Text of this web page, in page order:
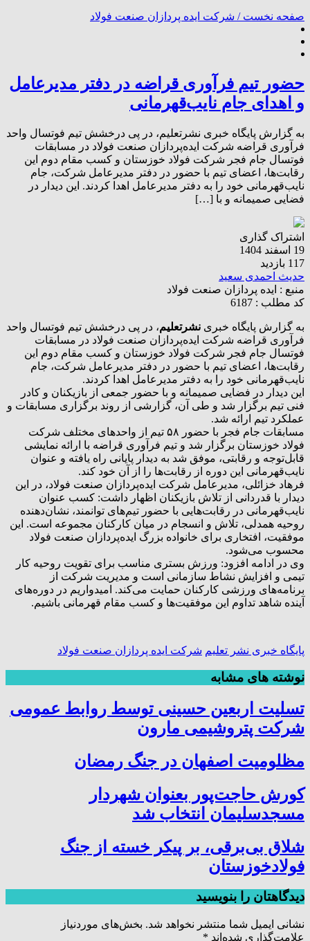
صفحه نخست / شرکت ایده پردازان صنعت فولاد
حضور تیم فرآوری قراضه در دفتر مدیرعامل
و اهدای جام نایب‌قهرمانی
️به گزارش پایگاه خبری نشرتعلیم، در پی درخشش تیم فوتسال واحد
فرآوری قراضه شرکت ایده‌پردازان صنعت فولاد در مسابقات
فوتسال جام فجر شرکت فولاد خوزستان و کسب مقام دوم این
رقابت‌ها، اعضای تیم با حضور در دفتر مدیرعامل شرکت، جام
نایب‌قهرمانی خود را به دفتر مدیرعامل اهدا کردند. این دیدار در
فضایی صمیمانه و با […]
اشتراک گذاری
19 اسفند 1404
117 بازدید
حدیث احمدی سعید
منبع : ایده پردازان صنعت فولاد
کد مطلب : 6187
️به گزارش پایگاه خبری نشرتعلیم، در پی درخشش تیم فوتسال واحد
فرآوری قراضه شرکت ایده‌پردازان صنعت فولاد در مسابقات
فوتسال جام فجر شرکت فولاد خوزستان و کسب مقام دوم این
رقابت‌ها، اعضای تیم با حضور در دفتر مدیرعامل شرکت، جام
نایب‌قهرمانی خود را به دفتر مدیرعامل اهدا کردند.
این دیدار در فضایی صمیمانه و با حضور جمعی از بازیکنان و کادر
فنی تیم برگزار شد و طی آن، گزارشی از روند برگزاری مسابقات و
عملکرد تیم ارائه شد.
مسابقات جام فجر با حضور ۵۸ تیم‌ از واحدهای مختلف شرکت
فولاد خوزستان برگزار شد و تیم فرآوری قراضه با ارائه نمایشی
قابل‌توجه و رقابتی، موفق شد به دیدار پایانی راه یافته و عنوان
نایب‌قهرمانی این دوره از رقابت‌ها را از آن خود کند.
فرهاد خزائلی، مدیرعامل شرکت ایده‌پردازان صنعت فولاد، در این
دیدار با قدردانی از تلاش بازیکنان اظهار داشت: کسب عنوان
نایب‌قهرمانی در رقابت‌هایی با حضور تیم‌های توانمند، نشان‌دهنده
روحیه همدلی، تلاش و انسجام در میان کارکنان مجموعه است. این
موفقیت، افتخاری برای خانواده بزرگ ایده‌پردازان صنعت فولاد
محسوب می‌شود.
وی در ادامه افزود: ورزش بستری مناسب برای تقویت روحیه کار
تیمی و افزایش نشاط سازمانی است و مدیریت شرکت از
برنامه‌های ورزشی کارکنان حمایت می‌کند. امیدواریم در دوره‌های
آینده شاهد تداوم این موفقیت‌ها و کسب مقام قهرمانی باشیم.
پایگاه خبری نشر تعلیم شرکت ایده پردازان صنعت فولاد
نوشته های مشابه
تسلیت اربعین حسینی توسط روابط عمومی
شرکت پتروشیمی مارون
مظلومیت اصفهان در جنگ رمضان
کورش حاجت‌پور بعنوان شهردار
مسجدسلیمان انتخاب شد
شلاق‌ بی‌برقی، بر پیکر خسته‌ از جنگ
فولادخوزستان
دیدگاهتان را بنویسید
نشانی ایمیل شما منتشر نخواهد شد. بخش‌های موردنیاز
علامت‌گذاری شده‌اند *